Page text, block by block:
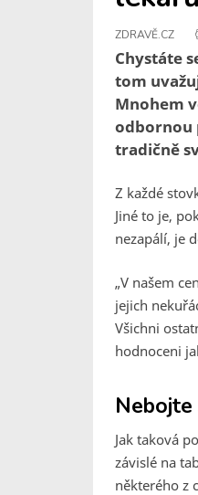
ZDRAVĚ.CZ
Chystáte
tom
Mnohem
odbornou
tradičně
Z každé
Jiné to je,
nezapálí, je
„V našem
jejich
Všichni
hodnoceni
Jak taková
závislé na
některého z